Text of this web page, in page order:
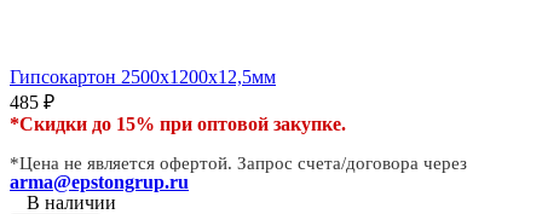
Гипсокартон 2500х1200х12,5мм
485 ₽
*Скидки до 15% при оптовой закупке.
*Цена не является офертой. Запрос счета/договора через
arma@epstongrup.ru
В наличии